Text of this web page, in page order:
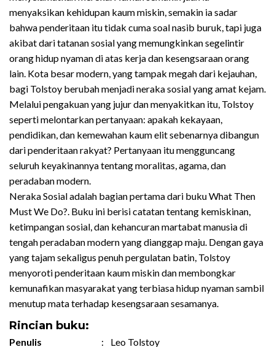
menyaksikan kehidupan kaum miskin, semakin ia sadar
bahwa penderitaan itu tidak cuma soal nasib buruk, tapi juga
akibat dari tatanan sosial yang memungkinkan segelintir
orang hidup nyaman di atas kerja dan kesengsaraan orang
lain. Kota besar modern, yang tampak megah dari kejauhan,
bagi Tolstoy berubah menjadi neraka sosial yang amat kejam.
Melalui pengakuan yang jujur dan menyakitkan itu, Tolstoy
seperti melontarkan pertanyaan: apakah kekayaan,
pendidikan, dan kemewahan kaum elit sebenarnya dibangun
dari penderitaan rakyat? Pertanyaan itu mengguncang
seluruh keyakinannya tentang moralitas, agama, dan
peradaban modern.
Neraka Sosial adalah bagian pertama dari buku What Then
Must We Do?. Buku ini berisi catatan tentang kemiskinan,
ketimpangan sosial, dan kehancuran martabat manusia di
tengah peradaban modern yang dianggap maju. Dengan gaya
yang tajam sekaligus penuh pergulatan batin, Tolstoy
menyoroti penderitaan kaum miskin dan membongkar
kemunafikan masyarakat yang terbiasa hidup nyaman sambil
menutup mata terhadap kesengsaraan sesamanya.
Rincian buku:
Penulis : Leo Tolstoy